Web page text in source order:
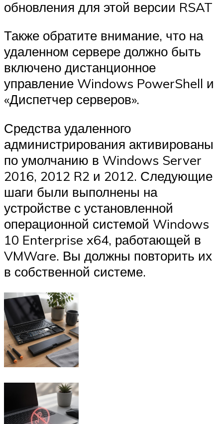
обновления для этой версии RSAT
Также обратите внимание, что на
удаленном сервере должно быть
включено дистанционное
управление Windows PowerShell и
«Диспетчер серверов».
Средства удаленного
администрирования активированы
по умолчанию в Windows Server
2016, 2012 R2 и 2012. Следующие
шаги были выполнены на
устройстве с установленной
операционной системой Windows
10 Enterprise x64, работающей в
VMWare. Вы должны повторить их
в собственной системе.